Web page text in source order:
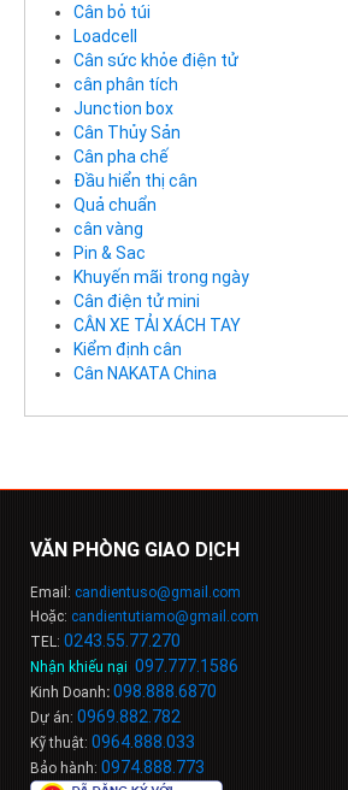
Cân bỏ túi
Loadcell
Cân sức khỏe điện tử
cân phân tích
Junction box
Cân Thủy Sản
Cân pha chế
Đầu hiển thị cân
Quả chuẩn
cân vàng
Pin & Sac
Khuyến mãi trong ngày
Cân điện tử mini
CÂN XE TẢI XÁCH TAY
Kiểm định cân
Cân NAKATA China
VĂN PHÒNG GIAO DỊCH
Email: candientuso@gmail.com
Hoặc: candientutiamo@gmail.com
TEL: 0243.55.77.270
Nhận khiếu nại 097.777.1586
Kinh Doanh: 098.888.6870
Dự án: 0969.882.782
Kỹ thuật: 0964.888.033
Bảo hành: 0974.888.773